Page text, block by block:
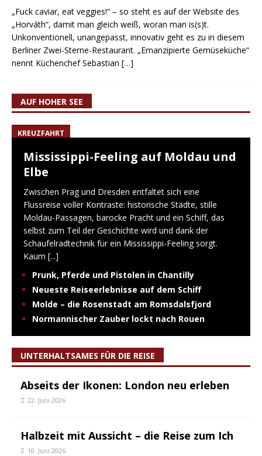
„Fuck caviar, eat veggies!“ – so steht es auf der Website des
„Horváth“, damit man gleich weiß, woran man is(s)t.
Unkonventionell, unangepasst, innovativ geht es zu in diesem
Berliner Zwei-Sterne-Restaurant. „Emanzipierte Gemüseküche“
nennt Küchenchef Sebastian […]
AUF HOHER SEE
KREUZFAHRT
Mississippi-Feeling auf Moldau und
Elbe
Zwischen Prag und Dresden entfaltet sich eine
Flussreise voller Kontraste: historische Städte, stille
Moldau-Passagen, barocke Pracht und ein Schiff, das
selbst zum Teil der Geschichte wird und dank der
Schaufelradtechnik für ein Mississippi-Feeling sorgt.
Kaum [...]
Prunk, Pferde und Pistolen in Chantilly
Neueste Reiseerlebnisse auf dem Schiff
Molde – die Rosenstadt am Romsdalsfjord
Normannischer Zauber lockt nach Rouen
UNTERHALTSAMES FÜR DIE REISE
Abseits der Ikonen: London neu erleben
22. Juni 2026
Halbzeit mit Aussicht – die Reise zum Ich
10. Juni 2026